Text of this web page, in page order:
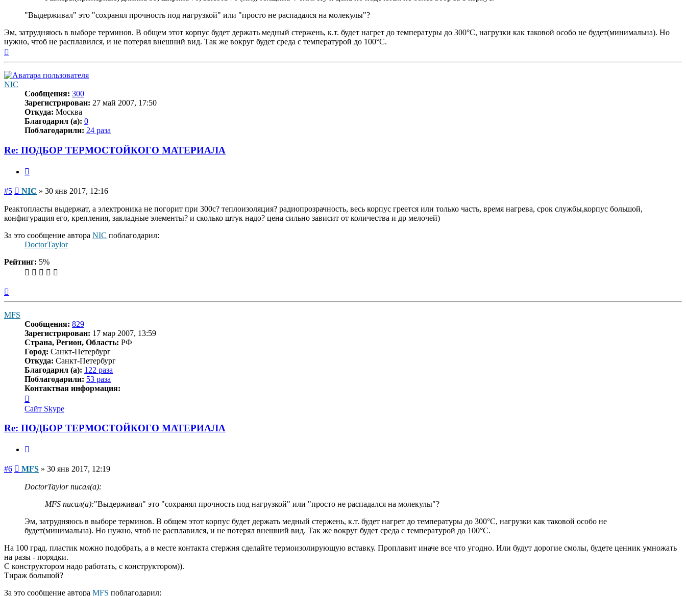
"Выдерживал" это "сохранял прочность под нагрузкой" или "просто не распадался на молекулы"?
Эм, затрудняюсь в выборе терминов. В общем этот корпус будет держать медный стержень, к.т. будет нагрет до температуры до 300°С, нагрузки как таковой особо не будет(минимальна). Но
нужно, чтоб не расплавился, и не потерял внешний вид. Так же вокруг будет среда с температурой до 100°C.
NIC
Сообщения: 300
Зарегистрирован: 27 май 2007, 17:50
Откуда: Москва
Благодарил (а): 0
Поблагодарили: 24 раза
Re: ПОДБОР ТЕРМОСТОЙКОГО МАТЕРИАЛА
#5 Сообщение
NIC » 30 янв 2017, 12:16
Реактопласты выдержат, а электроника не погорит при 300с? теплоизоляция? радиопрозрачность, весь корпус греется или только часть, время нагрева, срок службы,корпус большой,
конфигурация его, крепления, закладные элементы? и сколько штук надо? цена сильно зависит от количества и др мелочей)
За это сообщение автора NIC поблагодарил:
DoctorTaylor
Рейтинг: 5%
MFS
Сообщения: 829
Зарегистрирован: 17 мар 2007, 13:59
Страна, Регион, Область: РФ
Город: Санкт-Петербург
Откуда: Санкт-Петербург
Благодарил (а): 122 раза
Поблагодарили: 53 раза
Контактная информация:
информация
пользователя
MFS
Сайт Skype
Re: ПОДБОР ТЕРМОСТОЙКОГО МАТЕРИАЛА
#6 Сообщение
MFS » 30 янв 2017, 12:19
DoctorTaylor писал(а):
MFS писал(а):"Выдерживал" это "сохранял прочность под нагрузкой" или "просто не распадался на молекулы"?
Эм, затрудняюсь в выборе терминов. В общем этот корпус будет держать медный стержень, к.т. будет нагрет до температуры до 300°С, нагрузки как таковой особо не
будет(минимальна). Но нужно, чтоб не расплавился, и не потерял внешний вид. Так же вокруг будет среда с температурой до 100°C.
На 100 град. пластик можно подобрать, а в месте контакта стержня сделайте термоизолирующую вставку. Проплавит иначе все что угодно. Или будут дорогие смолы, будете ценник умножать
на разы - порядки.
С конструктором надо работать, с конструктором)).
Тираж большой?
За это сообщение автора MFS поблагодарил: